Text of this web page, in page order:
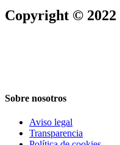
Copyright ©
Sobre nosotros
Aviso legal
Transparencia